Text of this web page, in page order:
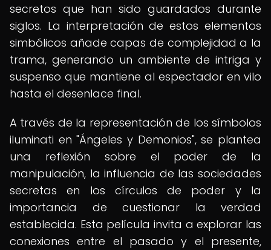
secretos que han sido guardados durante
siglos. La interpretación de estos elementos
simbólicos añade capas de complejidad a la
trama, generando un ambiente de intriga y
suspenso que mantiene al espectador en vilo
hasta el desenlace final.
A través de la representación de los símbolos
iluminati en "Ángeles y Demonios", se plantea
una reflexión sobre el poder de la
manipulación, la influencia de las sociedades
secretas en los círculos de poder y la
importancia de cuestionar la verdad
establecida. Esta película invita a explorar las
conexiones entre el pasado y el presente,